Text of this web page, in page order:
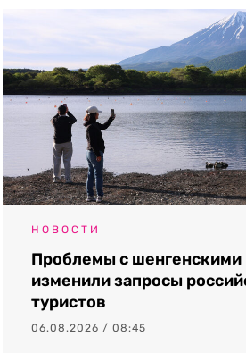
НОВОСТИ
Проблемы с шенгенскими
изменили запросы
туристов
06.08.2026 / 08:45